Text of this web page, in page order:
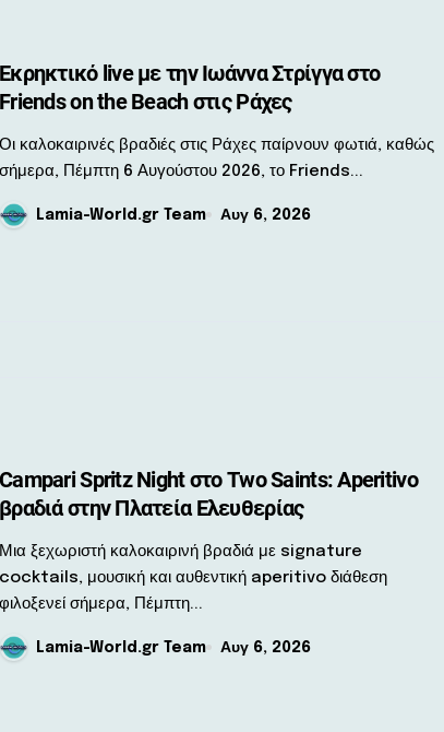
Εκρηκτικό live με την Ιωάννα Στρίγγα στο
Friends on the Beach στις Ράχες
Οι καλοκαιρινές βραδιές στις Ράχες παίρνουν φωτιά, καθώς
σήμερα, Πέμπτη 6 Αυγούστου 2026, το Friends...
Lamia-World.gr Team Αυγ 6, 2026
Campari Spritz Night στο Two Saints: Aperitivo
βραδιά στην Πλατεία Ελευθερίας
Μια ξεχωριστή καλοκαιρινή βραδιά με signature
cocktails, μουσική και αυθεντική aperitivo διάθεση
φιλοξενεί σήμερα, Πέμπτη...
Lamia-World.gr Team Αυγ 6, 2026